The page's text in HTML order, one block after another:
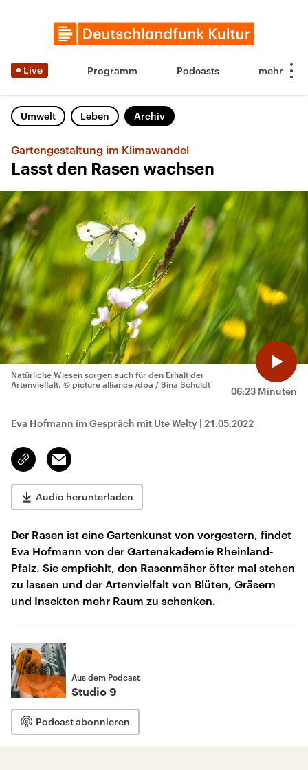
Live Programm Podcasts
Umwelt Leben Archiv
Gartengestaltung im Klimawandel
Lasst den Rasen wachsen
06:23 Minuten
Natürliche Wiesen sorgen auch für den Erhalt der
Artenvielfalt. © picture alliance /dpa / Sina Schuldt
Eva Hofmann im Gespräch mit Ute Welty | 21.05.2022
Link
kopieren/teilen
Email
Audio herunterladen
Der Rasen ist eine Gartenkunst von vorgestern, findet
Eva Hofmann von der Gartenakademie Rheinland-
Pfalz. Sie empfiehlt, den Rasenmäher öfter mal stehen
zu lassen und der Artenvielfalt von Blüten, Gräsern
und Insekten mehr Raum zu schenken.
Aus dem Podcast
Studio 9
Podcast abonnieren